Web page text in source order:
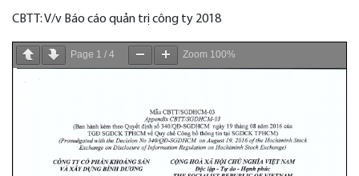
CBTT: V/v Báo cáo quản trị công ty 2018
Page 1 / 4 Zoom 100%